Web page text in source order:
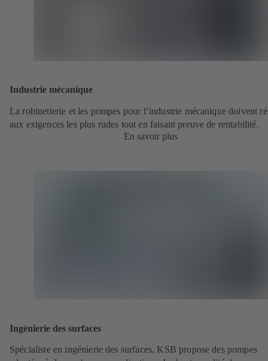
Industrie mécanique
La robinetterie et les pompes pour l’industrie mécanique doivent
aux exigences les plus rudes tout en faisant preuve de rentabilité.
En savoir plus
Ingénierie des surfaces
Spécialiste en ingénierie des surfaces, KSB propose des pompes